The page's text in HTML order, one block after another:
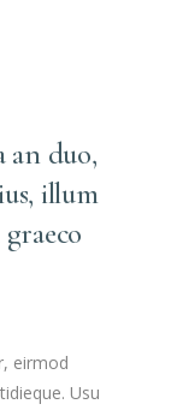
an duo,
illum
eirmod
Usu